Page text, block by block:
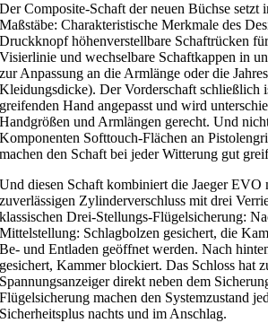
Der Composite-Schaft der neuen Büchse setzt
Maßstäbe: Charakteristische Merkmale des
Druckknopf höhenverstellbare Schaftrücken
Visierlinie und wechselbare Schaftkappen in
zur Anpassung an die Armlänge oder die
Kleidungsdicke). Der Vorderschaft schließlich
greifenden Hand angepasst und wird
Handgrößen und Armlängen gerecht. Und
Komponenten Softtouch-Flächen an
machen den Schaft bei jeder Witterung gut
Und diesen Schaft kombiniert die Jaeger EVO
zuverlässigen Zylinderverschluss mit drei
klassischen Drei-Stellungs-Flügelsicherung:
Mittelstellung: Schlagbolzen gesichert, die
Be- und Entladen geöffnet werden. Nach
gesichert, Kammer blockiert. Das Schloss hat
Spannungsanzeiger direkt neben dem
Flügelsicherung machen den Systemzustand
Sicherheitsplus nachts und im Anschlag.